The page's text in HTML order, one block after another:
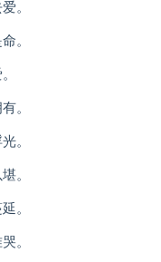
。
。
。
。
。
。
。